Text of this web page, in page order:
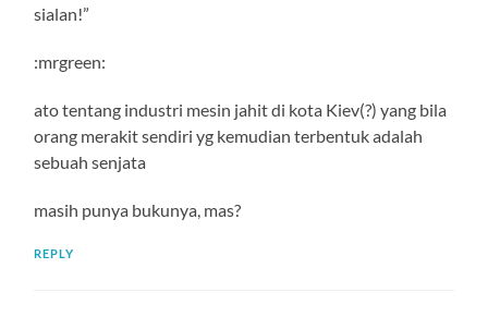
sialan!”
:mrgreen:
ato tentang industri mesin jahit di kota Kiev(?) yang bila
orang merakit sendiri yg kemudian terbentuk adalah
sebuah senjata
masih punya bukunya, mas?
REPLY